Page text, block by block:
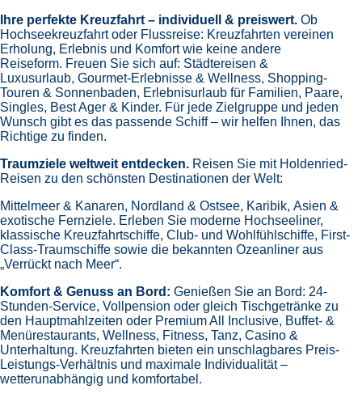
Ihre perfekte Kreuzfahrt – individuell & preiswert. Ob
Hochseekreuzfahrt oder Flussreise: Kreuzfahrten vereinen
Erholung, Erlebnis und Komfort wie keine andere
Reiseform. Freuen Sie sich auf: Städtereisen &
Luxusurlaub, Gourmet-Erlebnisse & Wellness, Shopping-
Touren & Sonnenbaden, Erlebnisurlaub für Familien, Paare,
Singles, Best Ager & Kinder. Für jede Zielgruppe und jeden
Wunsch gibt es das passende Schiff – wir helfen Ihnen, das
Richtige zu finden.
Traumziele weltweit entdecken. Reisen Sie mit Holdenried-
Reisen zu den schönsten Destinationen der Welt:
Mittelmeer & Kanaren, Nordland & Ostsee, Karibik, Asien &
exotische Fernziele. Erleben Sie moderne Hochseeliner,
klassische Kreuzfahrtschiffe, Club- und Wohlfühlschiffe, First-
Class-Traumschiffe sowie die bekannten Ozeanliner aus
„Verrückt nach Meer“.
Komfort & Genuss an Bord: Genießen Sie an Bord: 24-
Stunden-Service, Vollpension oder gleich Tischgetränke zu
den Hauptmahlzeiten oder Premium All Inclusive, Buffet- &
Menürestaurants, Wellness, Fitness, Tanz, Casino &
Unterhaltung. Kreuzfahrten bieten ein unschlagbares Preis-
Leistungs-Verhältnis und maximale Individualität –
wetterunabhängig und komfortabel.